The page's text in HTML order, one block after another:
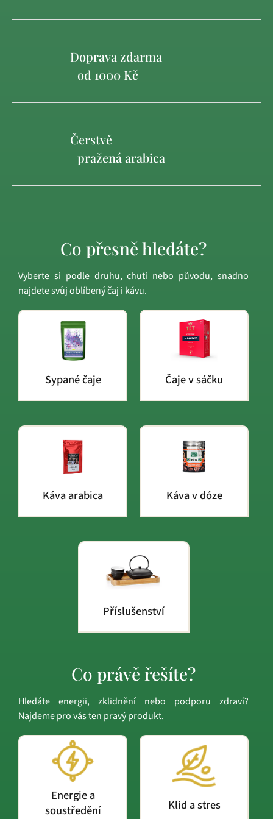
Doprava zdarma
od 1000 Kč
Čerstvě
pražená arabica
Co přesně hledáte?
Vyberte si podle druhu, chuti nebo původu, snadno
najdete svůj oblíbený čaj i kávu.
Sypané čaje Čaje v sáčku
Káva arabica Káva v dóze
Příslušenství
Co právě řešíte?
Hledáte energii, zklidnění nebo podporu zdraví?
Najdeme pro vás ten pravý produkt.
Energie a
soustředění
Klid a stres